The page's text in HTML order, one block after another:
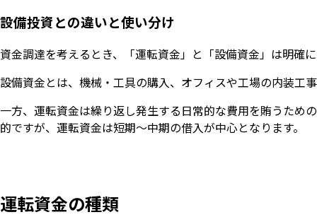
設備投資との違いと使い分け
資金調達を考えるとき、「運転資金」と「設備資金」は明確
設備資金とは、機械・工具の購入、オフィスや工場の内装工
一方、運転資金は繰り返し発生する日常的な費用を賄うため
的ですが、運転資金は短期〜中期の借入が中心となります。
運転資金の種類